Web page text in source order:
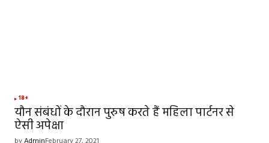
18+
यौन संबंधों के दौरान पुरुष करते हैं महिला पार्टनर से
ऐसी अपेक्षा